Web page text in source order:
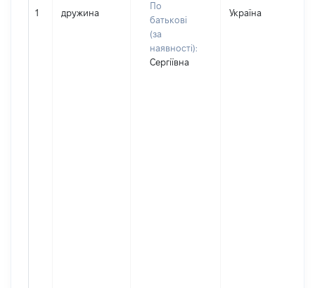
1 дружина
По
батькові
(за
наявності):
Сергіївна
Україна